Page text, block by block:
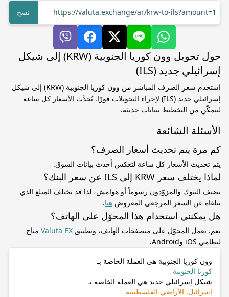
https://valuta.exchange/ar/krw-to-ils?amount=1
نسخ
حول تحويل وون كوريا الجنوبية (KRW) إلى شيكل
إسرائيلي جديد (ILS)
استخدم سعر الصرف المباشر من وون كوريا الجنوبية (KRW) إلى شيكل
إسرائيلي جديد (ILS) لإجراء التحويلات فورًا. تُحدَّث الأسعار كل ساعة
لتتمكّن من التخطيط ببيانات حديثة.
الأسئلة الشائعة
كم مرة يتم تحديث أسعار الصرف؟
يتم تحديث الأسعار كل ساعة لتعكس أحدث بيانات السوق.
لماذا يختلف سعر KRW إلى ILS عن سعر البنك؟
تضيف البنوك والمزوّدون رسوماً أو هوامش، لذا قد يختلف المبلغ الذي
تتلقاه عن السعر المرجعي المعروض هنا.
هل يمكنني استخدام هذا المحوّل على الهاتف؟
نعم. يعمل المحوّل على متصفحات الهاتف، وتطبيق Valuta EX متاح
لنظامي iOS وAndroid.
وون كوريا الجنوبية هي العملة الخاصة بـ
كوريا الجنوبية
شيكل إسرائيلي جديد هي العملة الخاصة بـ
إسرائيل, الأراضي الفلسطينية